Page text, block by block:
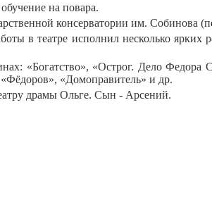
на повара.
консерватории им. Собинова
в театре исполнил несколько
«Богатство», «Острог. Дело
«Домоправитель» и др.
драмы Ольге. Сын - Арсений.